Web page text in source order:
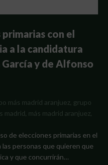
con el
a la candidatura
y de Alfonso
más madrid aranjuez grupo
madrid más madrid aranjuez
de elecciones primarias en el
personas que quieren que
y que concurrirán…